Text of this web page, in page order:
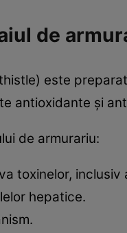
de
este
antioxidante și
de armurariu:
toxinelor, inclusiv
hepatice.